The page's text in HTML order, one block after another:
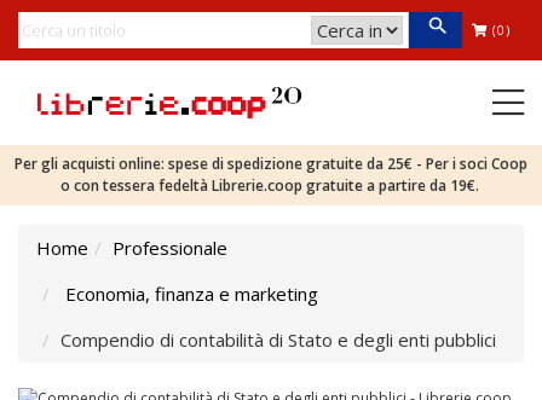
(0)
Per gli acquisti online: spese di spedizione gratuite da 25€ - Per i soci Coop
o con tessera fedeltà Librerie.coop gratuite a partire da 19€.
Home
Professionale
Economia, finanza e marketing
Compendio di contabilità di Stato e degli enti pubblici